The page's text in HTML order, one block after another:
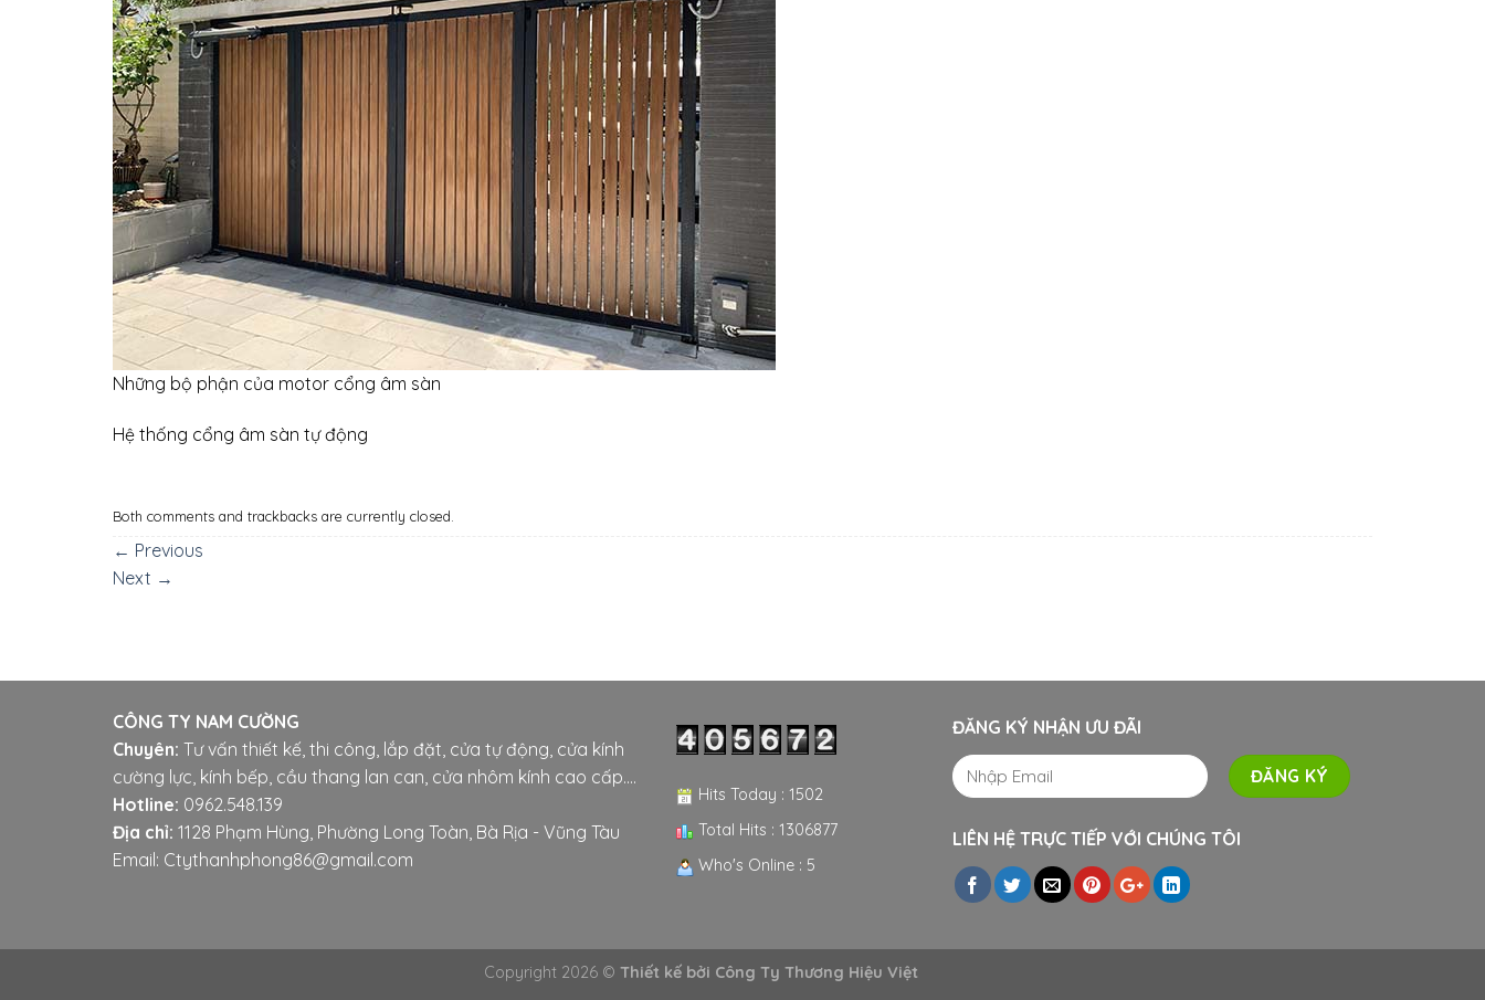
Những bộ phận của motor cổng âm sàn
Hệ thống cổng âm sàn tự động
Both comments and trackbacks are currently closed.
← Previous
Next →
CÔNG TY NAM CƯỜNG
Chuyên: Tư vấn thiết kế, thi công, lắp đặt, cửa tự động, cửa kính
cường lực, kính bếp, cầu thang lan can, cửa nhôm kính cao cấp....
Hotline: 0962.548.139
Địa chỉ: 1128 Phạm Hùng, Phường Long Toàn, Bà Rịa - Vũng Tàu
Email: Ctythanhphong86@gmail.com
Hits Today : 1502
Total Hits : 1306877
Who's Online : 5
ĐĂNG KÝ NHẬN ƯU ĐÃI
LIÊN HỆ TRỰC TIẾP VỚI CHÚNG TÔI
Copyright 2026 © Thiết kế bởi Công Ty Thương Hiệu Việt